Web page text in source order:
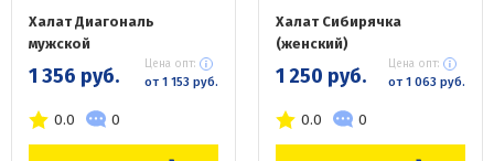
Халат Диагональ
мужской
1 356 руб. Цена опт:
от 1 153 руб.
0.0 0
Халат Сибирячка
(женский)
1 250 руб. Цена опт:
от 1 063 руб.
0.0 0